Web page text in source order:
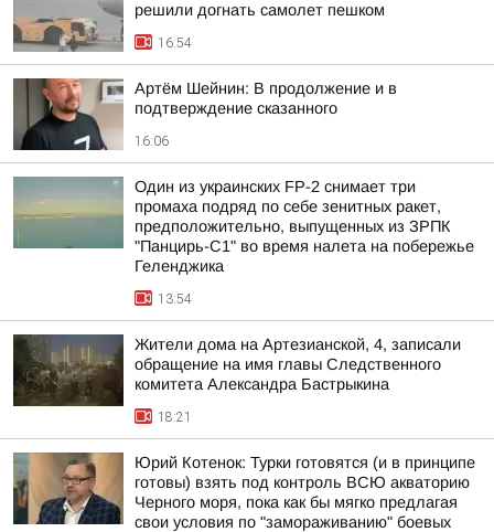
решили догнать самолет пешком
16:54
Артём Шейнин: В продолжение и в
подтверждение сказанного
16:06
Один из украинских FP-2 снимает три
промаха подряд по себе зенитных ракет,
предположительно, выпущенных из ЗРПК
"Панцирь-С1" во время налета на побережье
Геленджика
13:54
Жители дома на Артезианской, 4, записали
обращение на имя главы Следственного
комитета Александра Бастрыкина
18:21
Юрий Котенок: Турки готовятся (и в принципе
готовы) взять под контроль ВСЮ акваторию
Черного моря, пока как бы мягко предлагая
свои условия по "замораживанию" боевых